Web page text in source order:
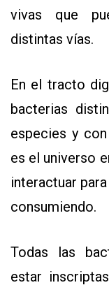
vivas que
distintas vías.
En el tracto
bacterias
especies y
es el universo
interactuar
consumiendo.
Todas las
estar